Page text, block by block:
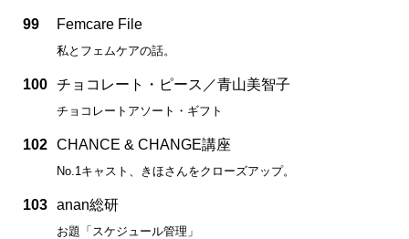
99 Femcare File
私とフェムケアの話。
100 チョコレート・ピース／青山美智子
チョコレートアソート・ギフト
102 CHANCE & CHANGE講座
No.1キャスト、きほさんをクローズアップ。
103 anan総研
お題「スケジュール管理」